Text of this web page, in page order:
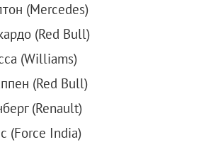
(Mercedes)
(Red Bull)
(Williams)
(Red Bull)
(Renault)
(Force India)